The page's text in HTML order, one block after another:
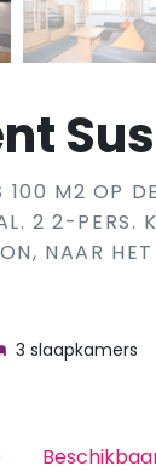
M2 OP
2 2-PERS.
NAAR
3 slaapkamers